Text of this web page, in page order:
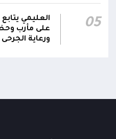
05
العليمي
على مأرب
ورعاية